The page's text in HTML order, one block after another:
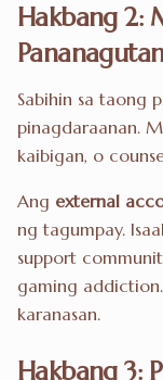
Hakbang 2:
Sabihin sa taong
pinagdaraanan.
kaibigan, o
Ang external
ng tagumpay.
support
gaming
karanasan.
Hakbang 3: